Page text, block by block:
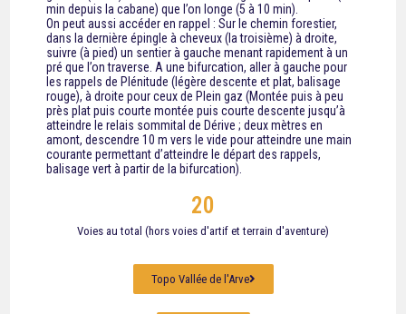
min depuis la cabane) que l’on longe (5 à 10 min).
On peut aussi accéder en rappel : Sur le chemin forestier,
dans la dernière épingle à cheveux (la troisième) à droite,
suivre (à pied) un sentier à gauche menant rapidement à un
pré que l’on traverse. A une bifurcation, aller à gauche pour
les rappels de Plénitude (légère descente et plat, balisage
rouge), à droite pour ceux de Plein gaz (Montée puis à peu
près plat puis courte montée puis courte descente jusqu’à
atteindre le relais sommital de Dérive ; deux mètres en
amont, descendre 10 m vers le vide pour atteindre une main
courante permettant d’atteindre le départ des rappels,
balisage vert à partir de la bifurcation).
Voies au total (hors voies d'artif et terrain d'aventure)
20
Topo Vallée de l'Arve